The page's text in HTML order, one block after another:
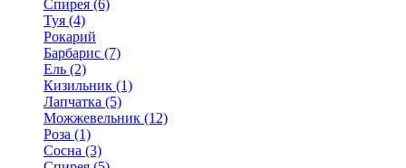
Спирея (6)
Туя (4)
Рокарий
Барбарис (7)
Ель (2)
Кизильник (1)
Лапчатка (5)
Можжевельник (12)
Роза (1)
Сосна (3)